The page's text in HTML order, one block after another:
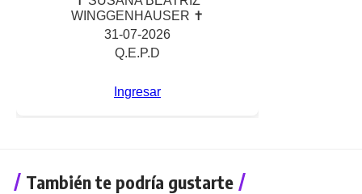
También te podría gustarte